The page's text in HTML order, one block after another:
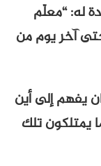
له: “معلّم
آخر يوم من
يفهم إلى أين
يمتلكون تلك